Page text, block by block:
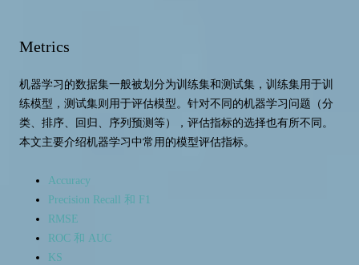
Metrics
机器学习的数据集一般被划分为训练集和测试集，训练集用于训
练模型，测试集则用于评估模型。针对不同的机器学习问题（分
类、排序、回归、序列预测等），评估指标的选择也有所不同。
本文主要介绍机器学习中常用的模型评估指标。
Accuracy
Precision Recall 和 F1
RMSE
ROC 和 AUC
KS